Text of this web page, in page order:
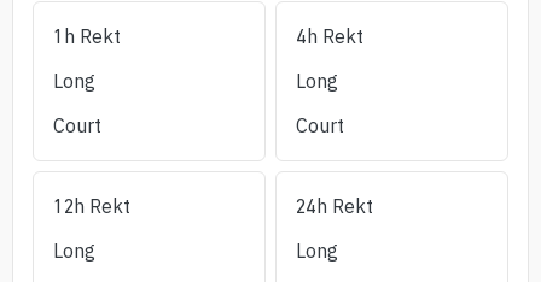
1h Rekt
Long
Court
4h Rekt
Long
Court
12h Rekt
Long
24h Rekt
Long